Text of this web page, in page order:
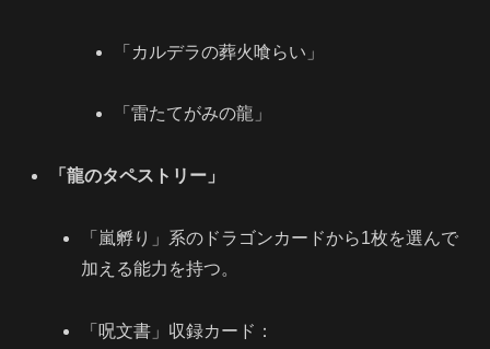
「カルデラの葬火喰らい」
「雷たてがみの龍」
「龍のタペストリー」
「嵐孵り」系のドラゴンカードから1枚を選んで
加える能力を持つ。
「呪文書」収録カード：